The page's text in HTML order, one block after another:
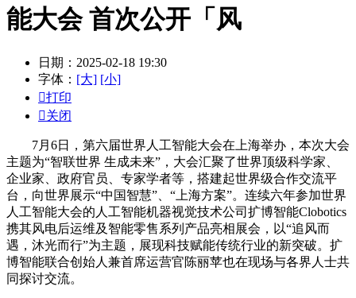
能大会 首次公开「风
日期：2025-02-18 19:30
字体： [大] [小]
打印
关闭
7月6日，第六届世界人工智能大会在上海举办，本次大会
主题为“智联世界 生成未来”，大会汇聚了世界顶级科学家、
企业家、政府官员、专家学者等，搭建起世界级合作交流平
台，向世界展示“中国智慧”、“上海方案”。连续六年参加世界
人工智能大会的人工智能机器视觉技术公司扩博智能Clobotics
携其风电后运维及智能零售系列产品亮相展会，以“追风而
遇，沐光而行”为主题，展现科技赋能传统行业的新突破。扩
博智能联合创始人兼首席运营官陈丽苹也在现场与各界人士共
同探讨交流。